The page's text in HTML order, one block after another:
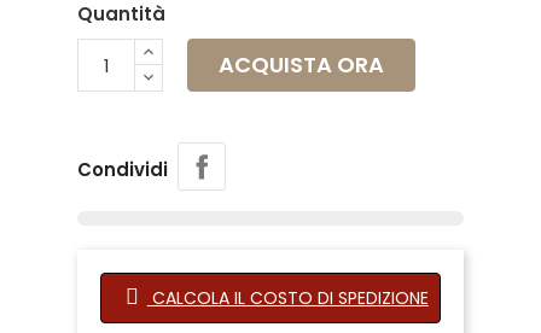
Quantità
ACQUISTA ORA
Condividi
CALCOLA IL COSTO DI SPEDIZIONE